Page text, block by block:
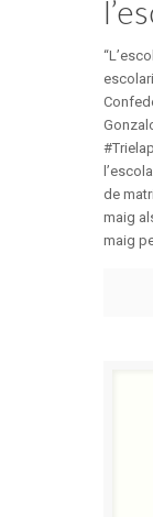
de
maig
maig